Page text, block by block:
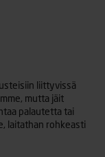
liittyvissä
mutta jäit
palautetta tai
laitathan rohkeasti